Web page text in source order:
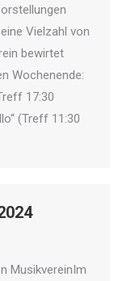
Vielzahl von
bewirtet
Wochenende:
17:30
(Treff 11:30
MusikvereinIm